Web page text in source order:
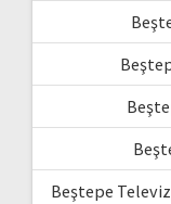
Beştepe